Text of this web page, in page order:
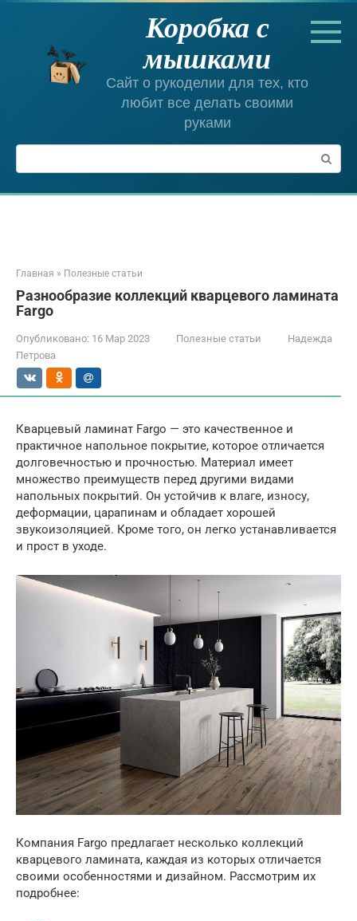
Перейти
Коробка с
мышками
Сайт о рукоделии для тех, кто
любит все делать своими
руками
Поиск:
Главная » Полезные статьи
Разнообразие коллекций кварцевого ламината
Fargo
Опубликовано: 16 Мар 2023 Полезные статьи
Надежда
Петрова
Кварцевый ламинат Fargo — это качественное и
практичное напольное покрытие, которое отличается
долговечностью и прочностью. Материал имеет
множество преимуществ перед другими видами
напольных покрытий. Он устойчив к влаге, износу,
деформации, царапинам и обладает хорошей
звукоизоляцией. Кроме того, он легко устанавливается
и прост в уходе.
Компания Fargo предлагает несколько коллекций
кварцевого ламината, каждая из которых отличается
своими особенностями и дизайном. Рассмотрим их
подробнее: